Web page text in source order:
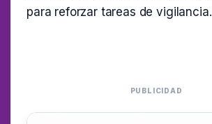
para reforzar tareas de vigilancia.
PUBLICIDAD